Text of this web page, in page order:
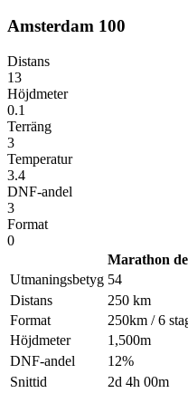
Amsterdam 100
Distans
13
Höjdmeter
0.1
Terräng
3
Temperatur
3.4
DNF-andel
3
Format
0
Marathon
Utmaningsbetyg 54
Distans
250 km
Format
250km / 6
Höjdmeter
1,500m
DNF-andel
12%
Snittid
2d 4h 00m